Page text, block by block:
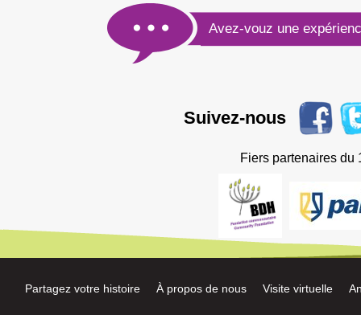
Avez-vouz une
Suivez-nous
Fiers partenaires du
Partagez votre histoire À propos de nous Visite virtuelle